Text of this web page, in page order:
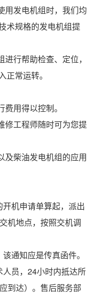
用发电机组时，我们均
术规格的发电机组提
行帮助检查、定位，
常运转。
用得以控制。
修工程师随时可为您提
及柴油发电机组的应用
机申请单算起，派出
机地点，按照交机调
通知应是传真函件。
员，24小时内抵达所
到达）。售后服务部